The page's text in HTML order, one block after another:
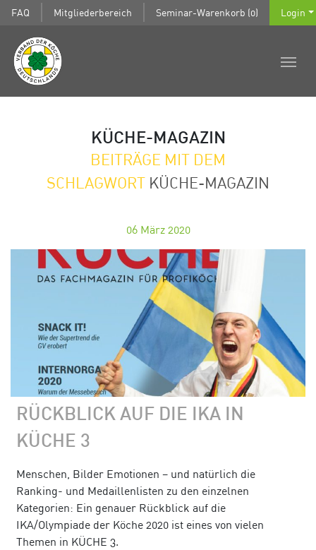
FAQ Mitgliederbereich Seminar-Warenkorb (0) Login
KÜCHE-MAGAZIN
BEITRÄGE MIT DEM
SCHLAGWORT KÜCHE-MAGAZIN
06 März 2020
RÜCKBLICK AUF DIE IKA IN
KÜCHE 3
Menschen, Bilder Emotionen – und natürlich die
Ranking- und Medaillenlisten zu den einzelnen
Kategorien: Ein genauer Rückblick auf die
IKA/Olympiade der Köche 2020 ist eines von vielen
Themen in KÜCHE 3.